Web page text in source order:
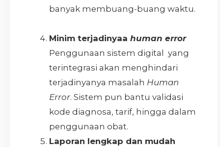
banyak membuang-buang waktu.
Minim terjadinyaa human error
Penggunaan sistem digital yang
terintegrasi akan menghindari
terjadinyanya masalah Human
Error. Sistem pun bantu validasi
kode diagnosa, tarif, hingga dalam
penggunaan obat.
Laporan lengkap dan mudah